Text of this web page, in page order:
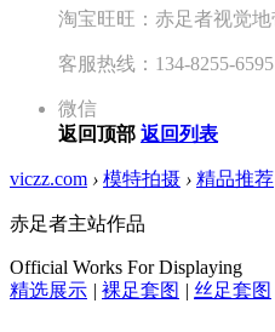
淘宝旺旺：赤足者视觉地
客服热线：134-8255-6595
微信
返回顶部 返回列表
viczz.com › 模特拍摄 › 精品推荐
赤足者主站作品
Official Works For Displaying
精选展示 | 裸足套图 | 丝足套图